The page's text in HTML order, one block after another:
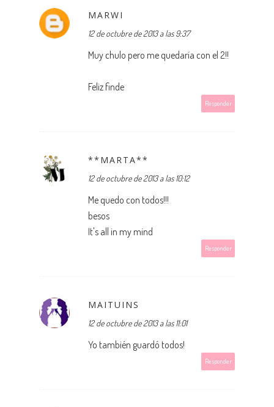
MARWI
12 de octubre de 2013 a las 9:37
Muy chulo pero me quedaría con el 2!!
Feliz finde
Responder
**MARTA**
12 de octubre de 2013 a las 10:12
Me quedo con todos!!!
besos
It's all in my mind
Responder
MAITUINS
12 de octubre de 2013 a las 11:01
Yo también guardó todos!
Responder